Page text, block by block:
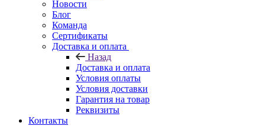
Новости
Блог
Команда
Сертификаты
Доставка и оплата
Назад
Доставка и оплата
Условия оплаты
Условия доставки
Гарантия на товар
Реквизиты
Контакты